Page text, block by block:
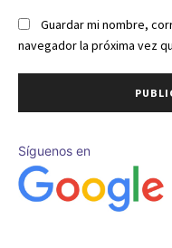
Guardar mi nombre,
navegador la próxima vez
Síguenos en